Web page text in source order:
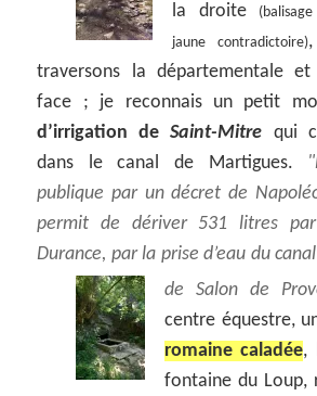
la droite
(balisage
jaune contradictoire),
traversons la départementale et
face ; je reconnais un petit
d’irrigation deSaint-Mitre qui
dans le canal de Martigues.
publique par un décret de
permit de dériver 531 litres
Durance, par la prise d’eau du
de Salon de
centre équestre,
romaine caladée,
fontaine du Loup,